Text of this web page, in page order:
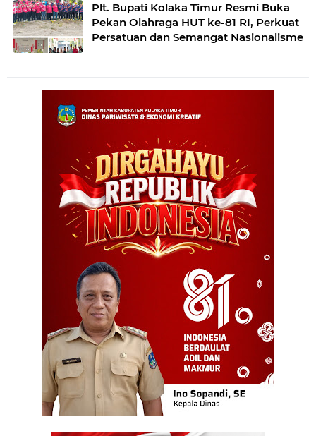
Plt. Bupati Kolaka Timur Resmi Buka
Pekan Olahraga HUT ke-81 RI, Perkuat
Persatuan dan Semangat Nasionalisme